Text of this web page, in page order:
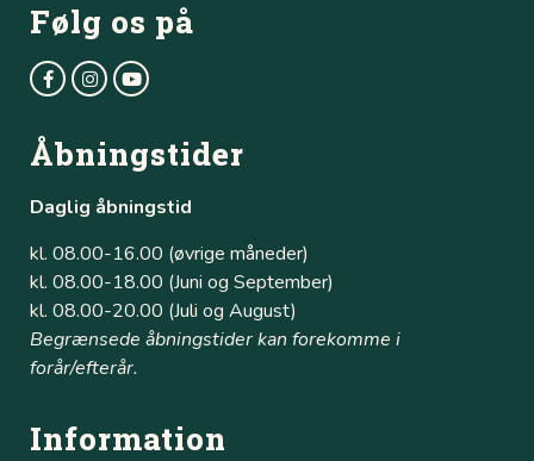
Følg os på
Åbningstider
Daglig åbningstid
kl. 08.00-16.00 (øvrige måneder)
kl. 08.00-18.00 (Juni og September)
kl. 08.00-20.00 (Juli og August)
Begrænsede åbningstider kan forekomme i
forår/efterår.
Information